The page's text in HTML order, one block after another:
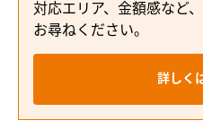
対応エリア、金額感など
お尋ねください。
詳しく